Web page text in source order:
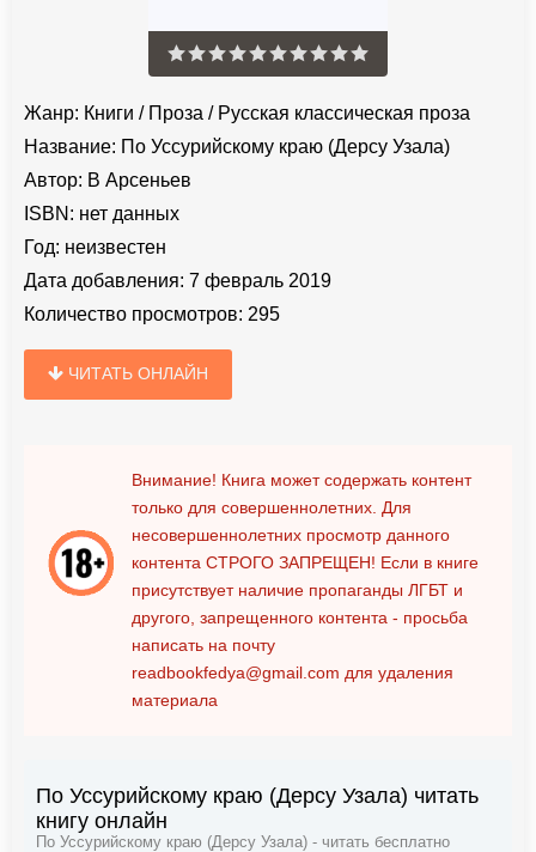
Жанр: Книги / Проза / Русская классическая проза
Название: По Уссурийскому краю (Дерсу Узала)
Автор: В Арсеньев
ISBN: нет данных
Год: неизвестен
Дата добавления: 7 февраль 2019
Количество просмотров: 295
ЧИТАТЬ ОНЛАЙН
Внимание! Книга может содержать контент
только для совершеннолетних. Для
несовершеннолетних просмотр данного
контента СТРОГО ЗАПРЕЩЕН! Если в книге
присутствует наличие пропаганды ЛГБТ и
другого, запрещенного контента - просьба
написать на почту
readbookfedya@gmail.com для удаления
материала
По Уссурийскому краю (Дерсу Узала) читать
книгу онлайн
По Уссурийскому краю (Дерсу Узала) - читать бесплатно